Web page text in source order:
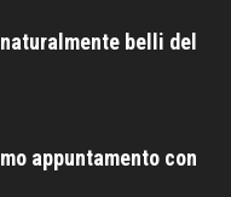
belli del
appuntamento con